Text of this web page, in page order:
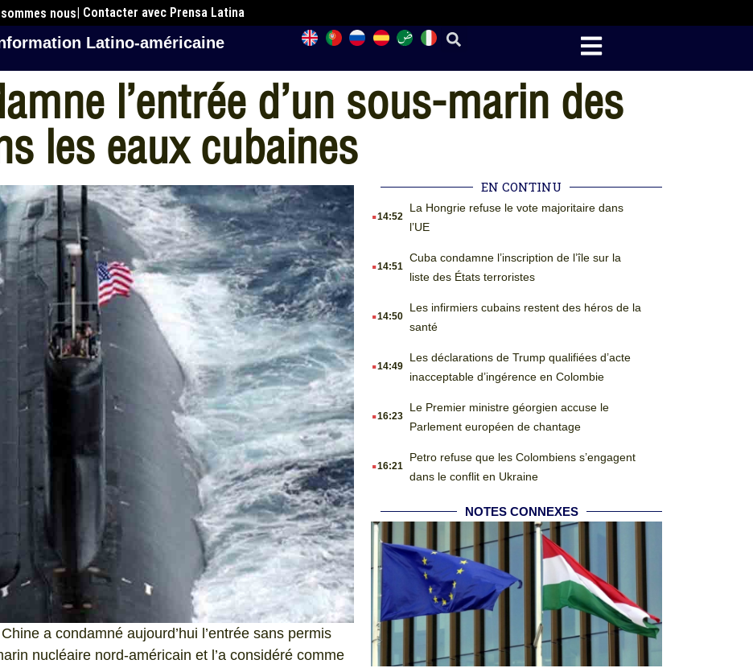
nous| Contacter avec Prensa Latina
Latino-américaine
l’entrée d’un sous-marin des
les eaux cubaines
a condamné aujourd’hui l’entrée sans permis
nucléaire nord-américain et l’a considéré comme
EN CONTINU
.14:52
La Hongrie refuse le vote majoritaire dans
l’UE
.14:51
Cuba condamne l’inscription de l’île sur la
liste des États terroristes
.14:50
Les infirmiers cubains restent des héros de la
santé
.14:49
Les déclarations de Trump qualifiées d’acte
inacceptable d’ingérence en Colombie
.16:23
Le Premier ministre géorgien accuse le
Parlement européen de chantage
.16:21
Petro refuse que les Colombiens s’engagent
dans le conflit en Ukraine
NOTES CONNEXES